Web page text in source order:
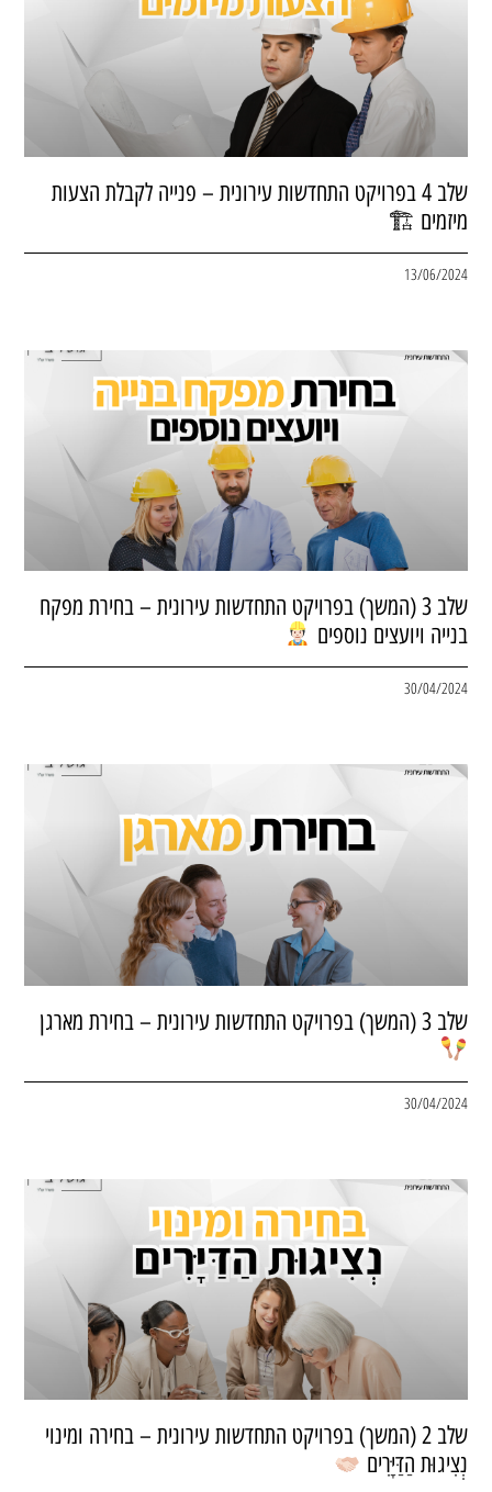
שלב 4 בפרויקט התחדשות עירונית – פנייה לקבלת הצעות
מיזמים 🏗
13/06/2024
שלב 3 (המשך) בפרויקט התחדשות עירונית – בחירת מפקח
בנייה ויועצים נוספים
30/04/2024
שלב 3 (המשך) בפרויקט התחדשות עירונית – בחירת מארגן
30/04/2024
שלב 2 (המשך) בפרויקט התחדשות עירונית – בחירה ומינוי
נְצִיגוּת הַדַּיָּרִים